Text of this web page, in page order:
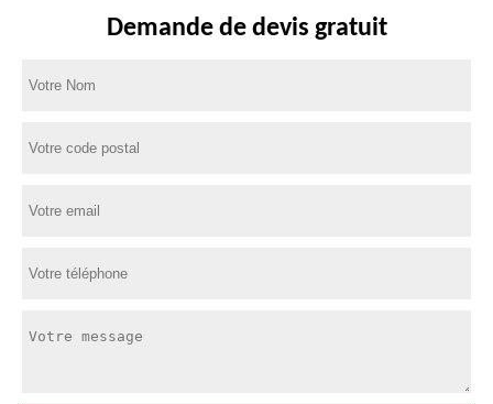
Demande de devis gratuit